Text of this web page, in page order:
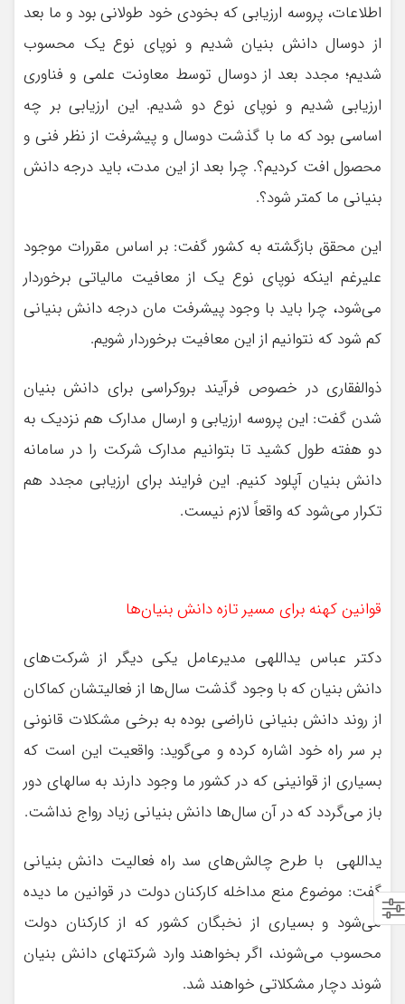
اطلاعات، پروسه ارزیابی که بخودی خود طولانی بود و ما بعد
از دوسال دانش بنیان شدیم و نوپای نوع یک محسوب
شدیم؛ مجدد بعد از دوسال توسط معاونت علمی و فناوری
ارزیابی شدیم و نوپای نوع دو شدیم. این ارزیابی بر چه
اساسی بود که ما با گذشت دوسال و پیشرفت از نظر فنی و
محصول افت کردیم؟. چرا بعد از این مدت، باید درجه دانش
بنیانی ما کمتر شود؟.
این محقق بازگشته به کشور گفت: بر اساس مقررات موجود
علیرغم اینکه نوپای نوع یک از معافیت مالیاتی برخوردار
می‌شود، چرا باید با وجود پیشرفت مان درجه دانش بنیانی
کم شود که نتوانیم از این معافیت برخوردار شویم.
ذوالفقاری در خصوص فرآیند بروکراسی برای دانش بنیان
شدن گفت: این پروسه ارزیابی و ارسال مدارک هم نزدیک به
دو هفته طول کشید تا بتوانیم مدارک شرکت را در سامانه
دانش بنیان آپلود کنیم. این فرایند برای ارزیابی مجدد هم
تکرار می‌شود که واقعاً لازم نیست.
قوانین کهنه برای مسیر تازه دانش بنیان‌ها
دکتر عباس یداللهی مدیرعامل یکی دیگر از شرکت‌های
دانش بنیان که با وجود گذشت سال‌ها از فعالیتشان کماکان
از روند دانش بنیانی ناراضی بوده به برخی مشکلات قانونی
بر سر راه خود اشاره کرده و می‌گوید: واقعیت این است که
بسیاری از قوانینی که در کشور ما وجود دارند به سالهای دور
باز می‌گردد که در آن سال‌ها دانش بنیانی زیاد رواج نداشت.
یداللهی با طرح چالش‌های سد راه فعالیت دانش بنیانی
گفت: موضوع منع مداخله کارکنان دولت در قوانین ما دیده
می‌شود و بسیاری از نخبگان کشور که از کارکنان دولت
محسوب می‌شوند، اگر بخواهند وارد شرکتهای دانش بنیان
شوند دچار مشکلاتی خواهند شد.